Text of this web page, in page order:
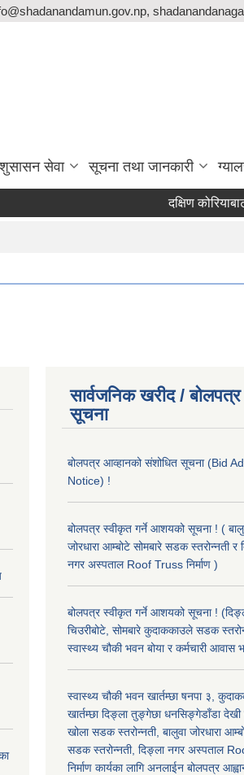
सेवा सूचना तथा जानकारी
दक्षिण कोरियाबाट
सार्वजनिक खरीद / बोलपत्र
सूचना
बोलपत्र आव्हानको संशोधित सूचना (Bid
Notice) !
बोलपत्र स्वीकृत गर्ने आशयको सूचना ! (
जोरधारा आम्बोटे सोमबारे सडक स्तरोन्नती र
नगर अस्पताल Roof Truss निर्माण )
बोलपत्र स्वीकृत गर्ने आशयको सूचना !
चिउरीबोटे, सोमबारे कुदाककाउले सडक
स्वास्थ्य चौकी भवन बोया र कर्मचारी आवास
स्वास्थ्य चौकी भवन खार्तम्छा षनपा ३,
खार्तम्छा दिङ्ला तुङ्गेछा धनसिङ्गेडाँडा
खोला सडक स्तरोन्नती, बालुवा जोरधारा
सडक स्तरोन्नती, दिङ्ला नगर अस्पताल
निर्माण कार्यका लागि अनलाईन बोलपत्र